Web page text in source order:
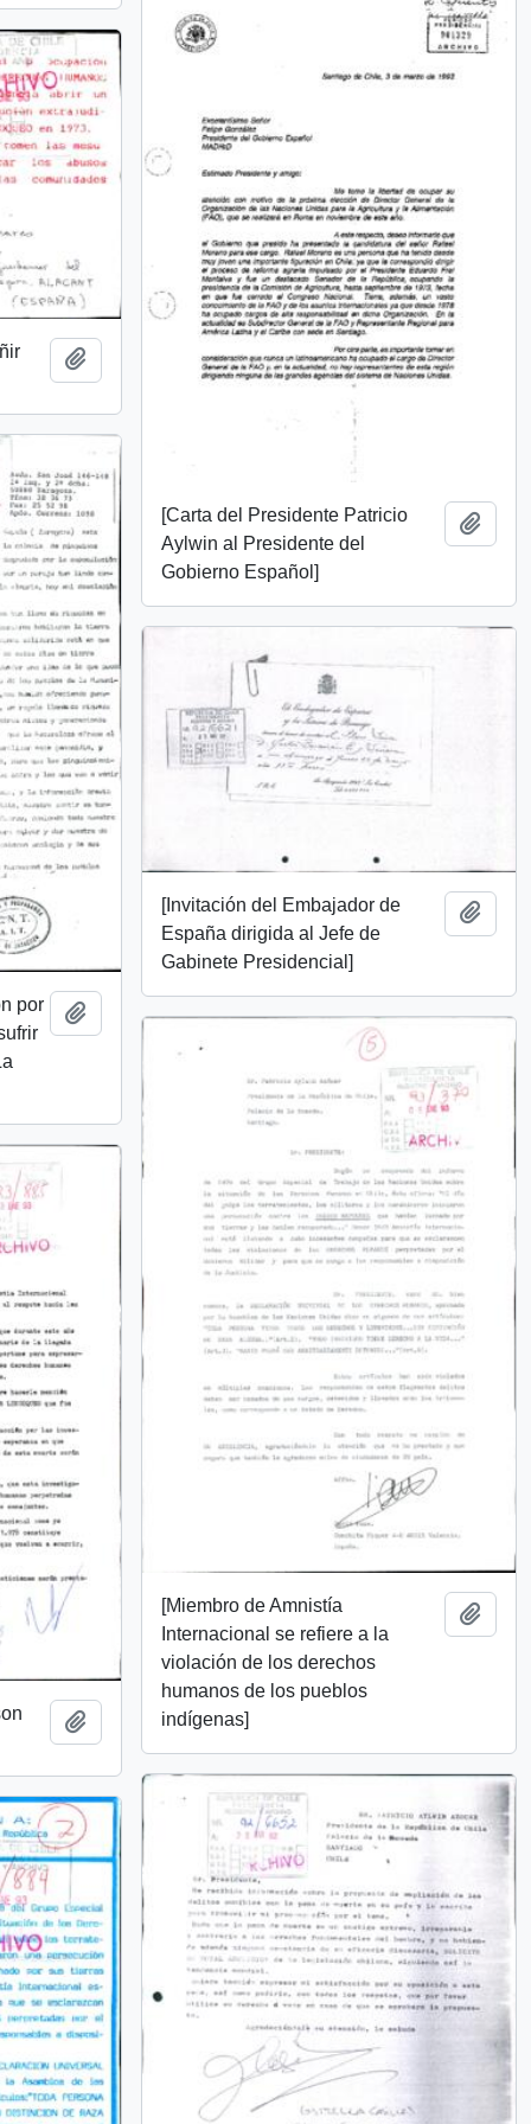
[Carta del Presidente Patricio
Aylwin al Presidente del
Gobierno Español]
Añadir al portapapeles
por
Añadir al portapapeles
[Invitación del Embajador de
España dirigida al Jefe de
Gabinete Presidencial]
[Miembro de Amnistía
Internacional se refiere a la
violación de los derechos
humanos de los pueblos
indígenas]
Añadir al portapapeles